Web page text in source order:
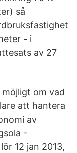
så
- i
av 27
om vad
att hantera
av
-
12 jan 2013,